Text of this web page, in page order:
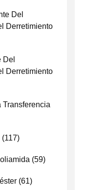
Del
Derretimiento
Del
Derretimiento
Transferencia
(117)
(59)
(61)